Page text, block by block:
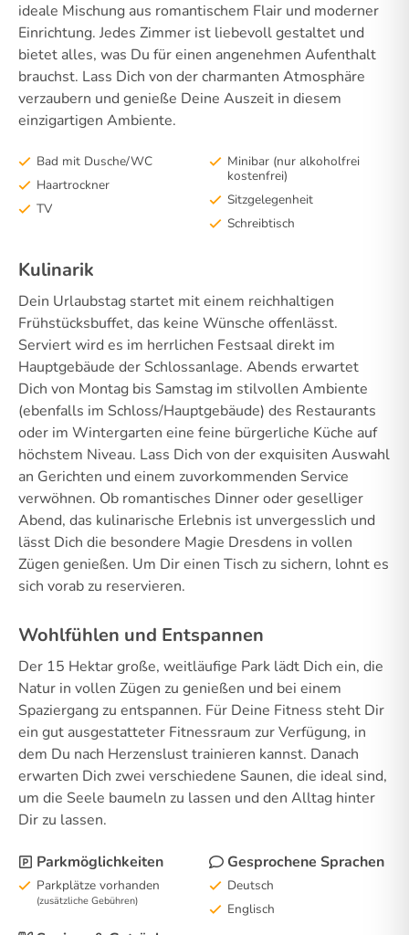
ideale Mischung aus romantischem Flair und moderner
Einrichtung. Jedes Zimmer ist liebevoll gestaltet und
bietet alles, was Du für einen angenehmen Aufenthalt
brauchst. Lass Dich von der charmanten Atmosphäre
verzaubern und genieße Deine Auszeit in diesem
einzigartigen Ambiente.
Bad mit Dusche/WC
Haartrockner
TV
Minibar (nur alkoholfrei
kostenfrei)
Sitzgelegenheit
Schreibtisch
Kulinarik
Dein Urlaubstag startet mit einem reichhaltigen
Frühstücksbuffet, das keine Wünsche offenlässt.
Serviert wird es im herrlichen Festsaal direkt im
Hauptgebäude der Schlossanlage. Abends erwartet
Dich von Montag bis Samstag im stilvollen Ambiente
(ebenfalls im Schloss/Hauptgebäude) des Restaurants
oder im Wintergarten eine feine bürgerliche Küche auf
höchstem Niveau. Lass Dich von der exquisiten Auswahl
an Gerichten und einem zuvorkommenden Service
verwöhnen. Ob romantisches Dinner oder geselliger
Abend, das kulinarische Erlebnis ist unvergesslich und
lässt Dich die besondere Magie Dresdens in vollen
Zügen genießen. Um Dir einen Tisch zu sichern, lohnt es
sich vorab zu reservieren.
Wohlfühlen und Entspannen
Der 15 Hektar große, weitläufige Park lädt Dich ein, die
Natur in vollen Zügen zu genießen und bei einem
Spaziergang zu entspannen. Für Deine Fitness steht Dir
ein gut ausgestatteter Fitnessraum zur Verfügung, in
dem Du nach Herzenslust trainieren kannst. Danach
erwarten Dich zwei verschiedene Saunen, die ideal sind,
um die Seele baumeln zu lassen und den Alltag hinter
Dir zu lassen.
Parkmöglichkeiten
Parkplätze vorhanden
(zusätzliche Gebühren)
Gesprochene Sprachen
Deutsch
Englisch